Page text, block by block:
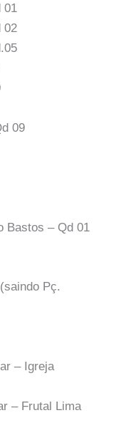
01
02
09
Bastos – Qd 01
Pç.
– Igreja
– Frutal Lima